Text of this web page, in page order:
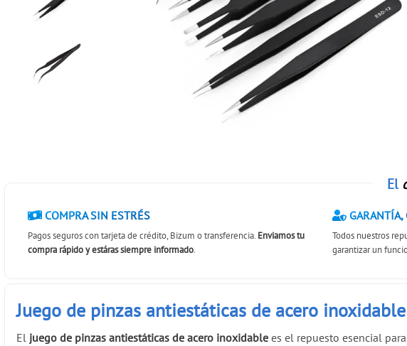
El
COMPRA SIN ESTRÉS
Pagos seguros con tarjeta de crédito, Bizum o transferencia. Enviamos tu
compra rápido y estáras siempre informado.
GARANTÍA,
Todos nuestros
garantizar un
Juego de pinzas antiestáticas de acero inoxidable
El juego de pinzas antiestáticas de acero inoxidable es el repuesto esencial